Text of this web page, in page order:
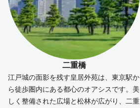
二重橋
江戸城の面影を残す皇居外苑は、東京駅か
ら徒歩圏内にある都心のオアシスです。美
しく整備された広場と松林が広がり、二重